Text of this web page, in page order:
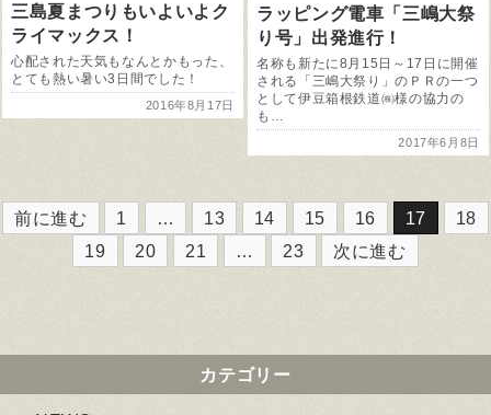
ラッピング電車「三嶋大祭
り号」出発進行！
名称も新たに8月15日～17日に開催
される「三嶋大祭り」のＰＲの一つ
として伊豆箱根鉄道㈱様の協力の
も…
2017年6月8日
三島夏まつりもいよいよク
ライマックス！
心配された天気もなんとかもった、
とても熱い暑い3日間でした！
2016年8月17日
前に進む 1 … 13 14 15 16 17
18
19
20 21 … 23 次に進む
カテゴリー